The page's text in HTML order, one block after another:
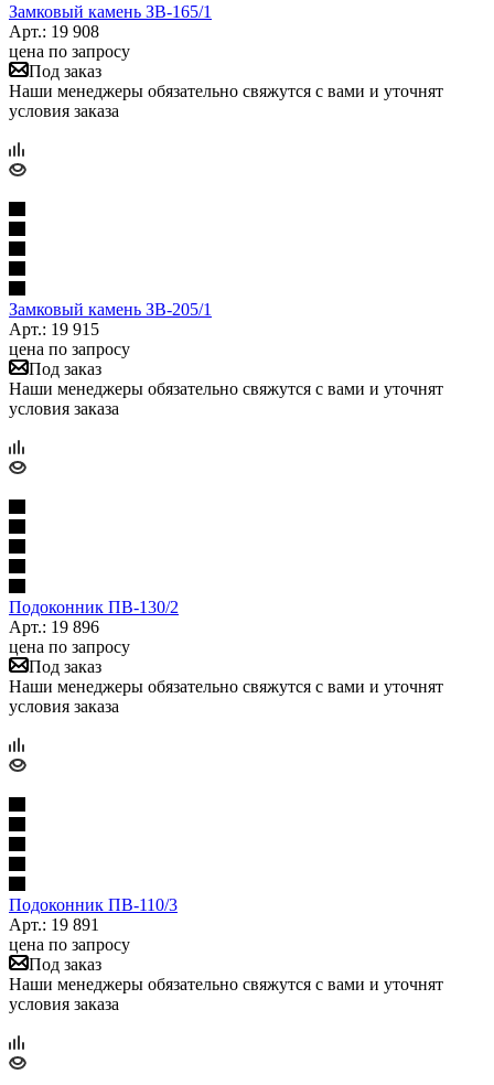
Замковый камень ЗВ-165/1
Арт.: 19 908
цена по запросу
Под заказ
Наши менеджеры обязательно свяжутся с вами и уточнят
условия заказа
Замковый камень ЗВ-205/1
Арт.: 19 915
цена по запросу
Под заказ
Наши менеджеры обязательно свяжутся с вами и уточнят
условия заказа
Подоконник ПB-130/2
Арт.: 19 896
цена по запросу
Под заказ
Наши менеджеры обязательно свяжутся с вами и уточнят
условия заказа
Подоконник ПB-110/3
Арт.: 19 891
цена по запросу
Под заказ
Наши менеджеры обязательно свяжутся с вами и уточнят
условия заказа